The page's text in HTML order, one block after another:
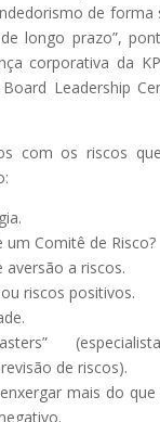
de forma
longo prazo”,
corporativa da
Leadership
com os riscos
um Comitê de Risco?
aversão a riscos.
riscos positivos.
de riscos).
mais do